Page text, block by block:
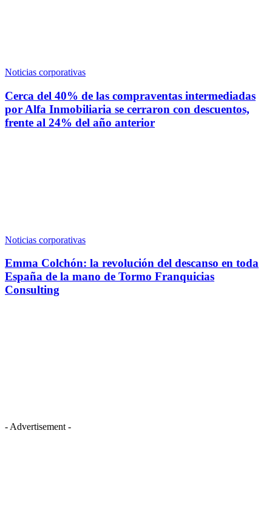
Noticias corporativas
Cerca del 40% de las compraventas intermediadas
por Alfa Inmobiliaria se cerraron con descuentos,
frente al 24% del año anterior
Noticias corporativas
Emma Colchón: la revolución del descanso en toda
España de la mano de Tormo Franquicias
Consulting
- Advertisement -